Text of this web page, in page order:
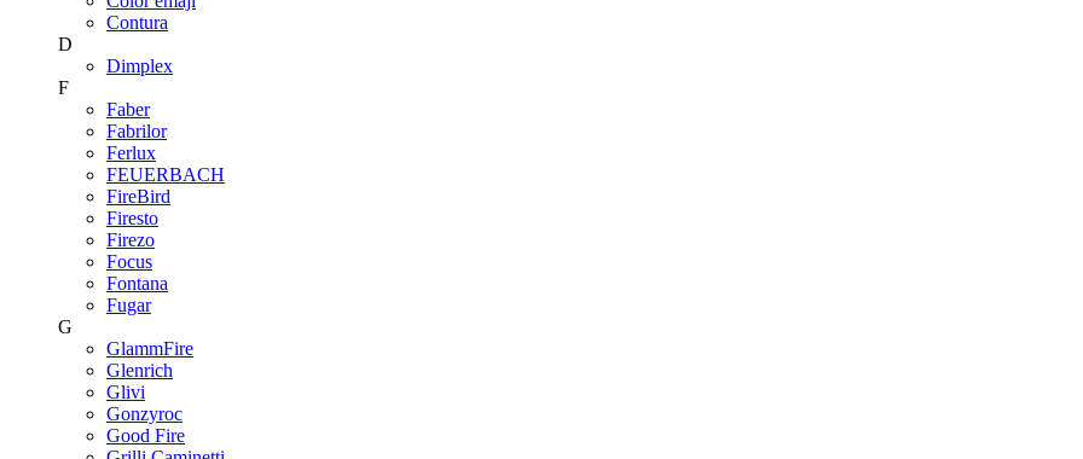
Contura
D
Dimplex
F
Faber
Fabrilor
Ferlux
FEUERBACH
FireBird
Firesto
Firezo
Focus
Fontana
Fugar
G
GlammFire
Glenrich
Glivi
Gonzyroc
Good Fire